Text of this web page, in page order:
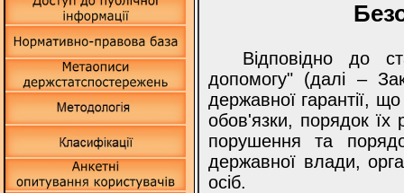
Відповідно до
допомогу" (далі –
державної гарантії,
обов'язки, порядок їх
порушення та
державної влади,
осіб.